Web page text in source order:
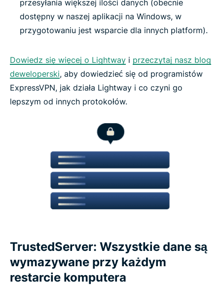
przesyłania większej ilości danych (obecnie
dostępny w naszej aplikacji na Windows, w
przygotowaniu jest wsparcie dla innych platform).
Dowiedz się więcej o Lightway i przeczytaj nasz blog
deweloperski, aby dowiedzieć się od programistów
ExpressVPN, jak działa Lightway i co czyni go
lepszym od innych protokołów.
TrustedServer: Wszystkie dane są
wymazywane przy każdym
restarcie komputera